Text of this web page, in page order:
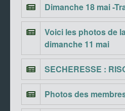
Dimanche 18 mai -
Voici les photos de
dimanche 11 mai
SECHERESSE :
Photos des